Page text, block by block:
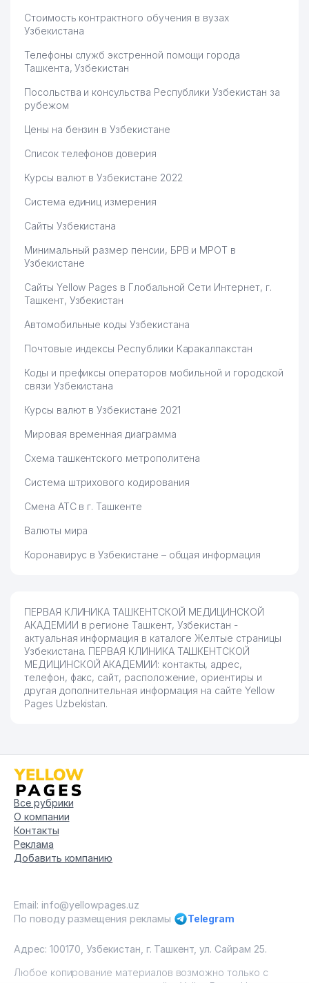
Стоимость контрактного обучения в вузах
Узбекистана
Телефоны служб экстренной помощи города
Ташкента, Узбекистан
Посольства и консульства Республики Узбекистан за
рубежом
Цены на бензин в Узбекистане
Список телефонов доверия
Курсы валют в Узбекистане 2022
Система единиц измерения
Сайты Узбекистана
Минимальный размер пенсии, БРВ и МРОТ в
Узбекистане
Сайты Yellow Pages в Глобальной Сети Интернет, г.
Ташкент, Узбекистан
Автомобильные коды Узбекистана
Почтовые индексы Республики Каракалпакстан
Коды и префиксы операторов мобильной и городской
связи Узбекистана
Курсы валют в Узбекистане 2021
Мировая временная диаграмма
Схема ташкентского метрополитена
Система штрихового кодирования
Смена АТС в г. Ташкенте
Валюты мира
Коронавирус в Узбекистане – общая информация
ПЕРВАЯ КЛИНИКА ТАШКЕНТСКОЙ МЕДИЦИНСКОЙ
АКАДЕМИИ в регионе Ташкент, Узбекистан -
актуальная информация в каталоге Желтые страницы
Узбекистана. ПЕРВАЯ КЛИНИКА ТАШКЕНТСКОЙ
МЕДИЦИНСКОЙ АКАДЕМИИ: контакты, адрес,
телефон, факс, сайт, расположение, ориентиры и
другая дополнительная информация на сайте Yellow
Pages Uzbekistan.
Все рубрики
О компании
Контакты
Реклама
Добавить компанию
Email: info@yellowpages.uz
По поводу размещения рекламы
Telegram
Адрес: 100170, Узбекистан, г. Ташкент, ул. Сайрам 25.
Любое копирование материалов возможно только с